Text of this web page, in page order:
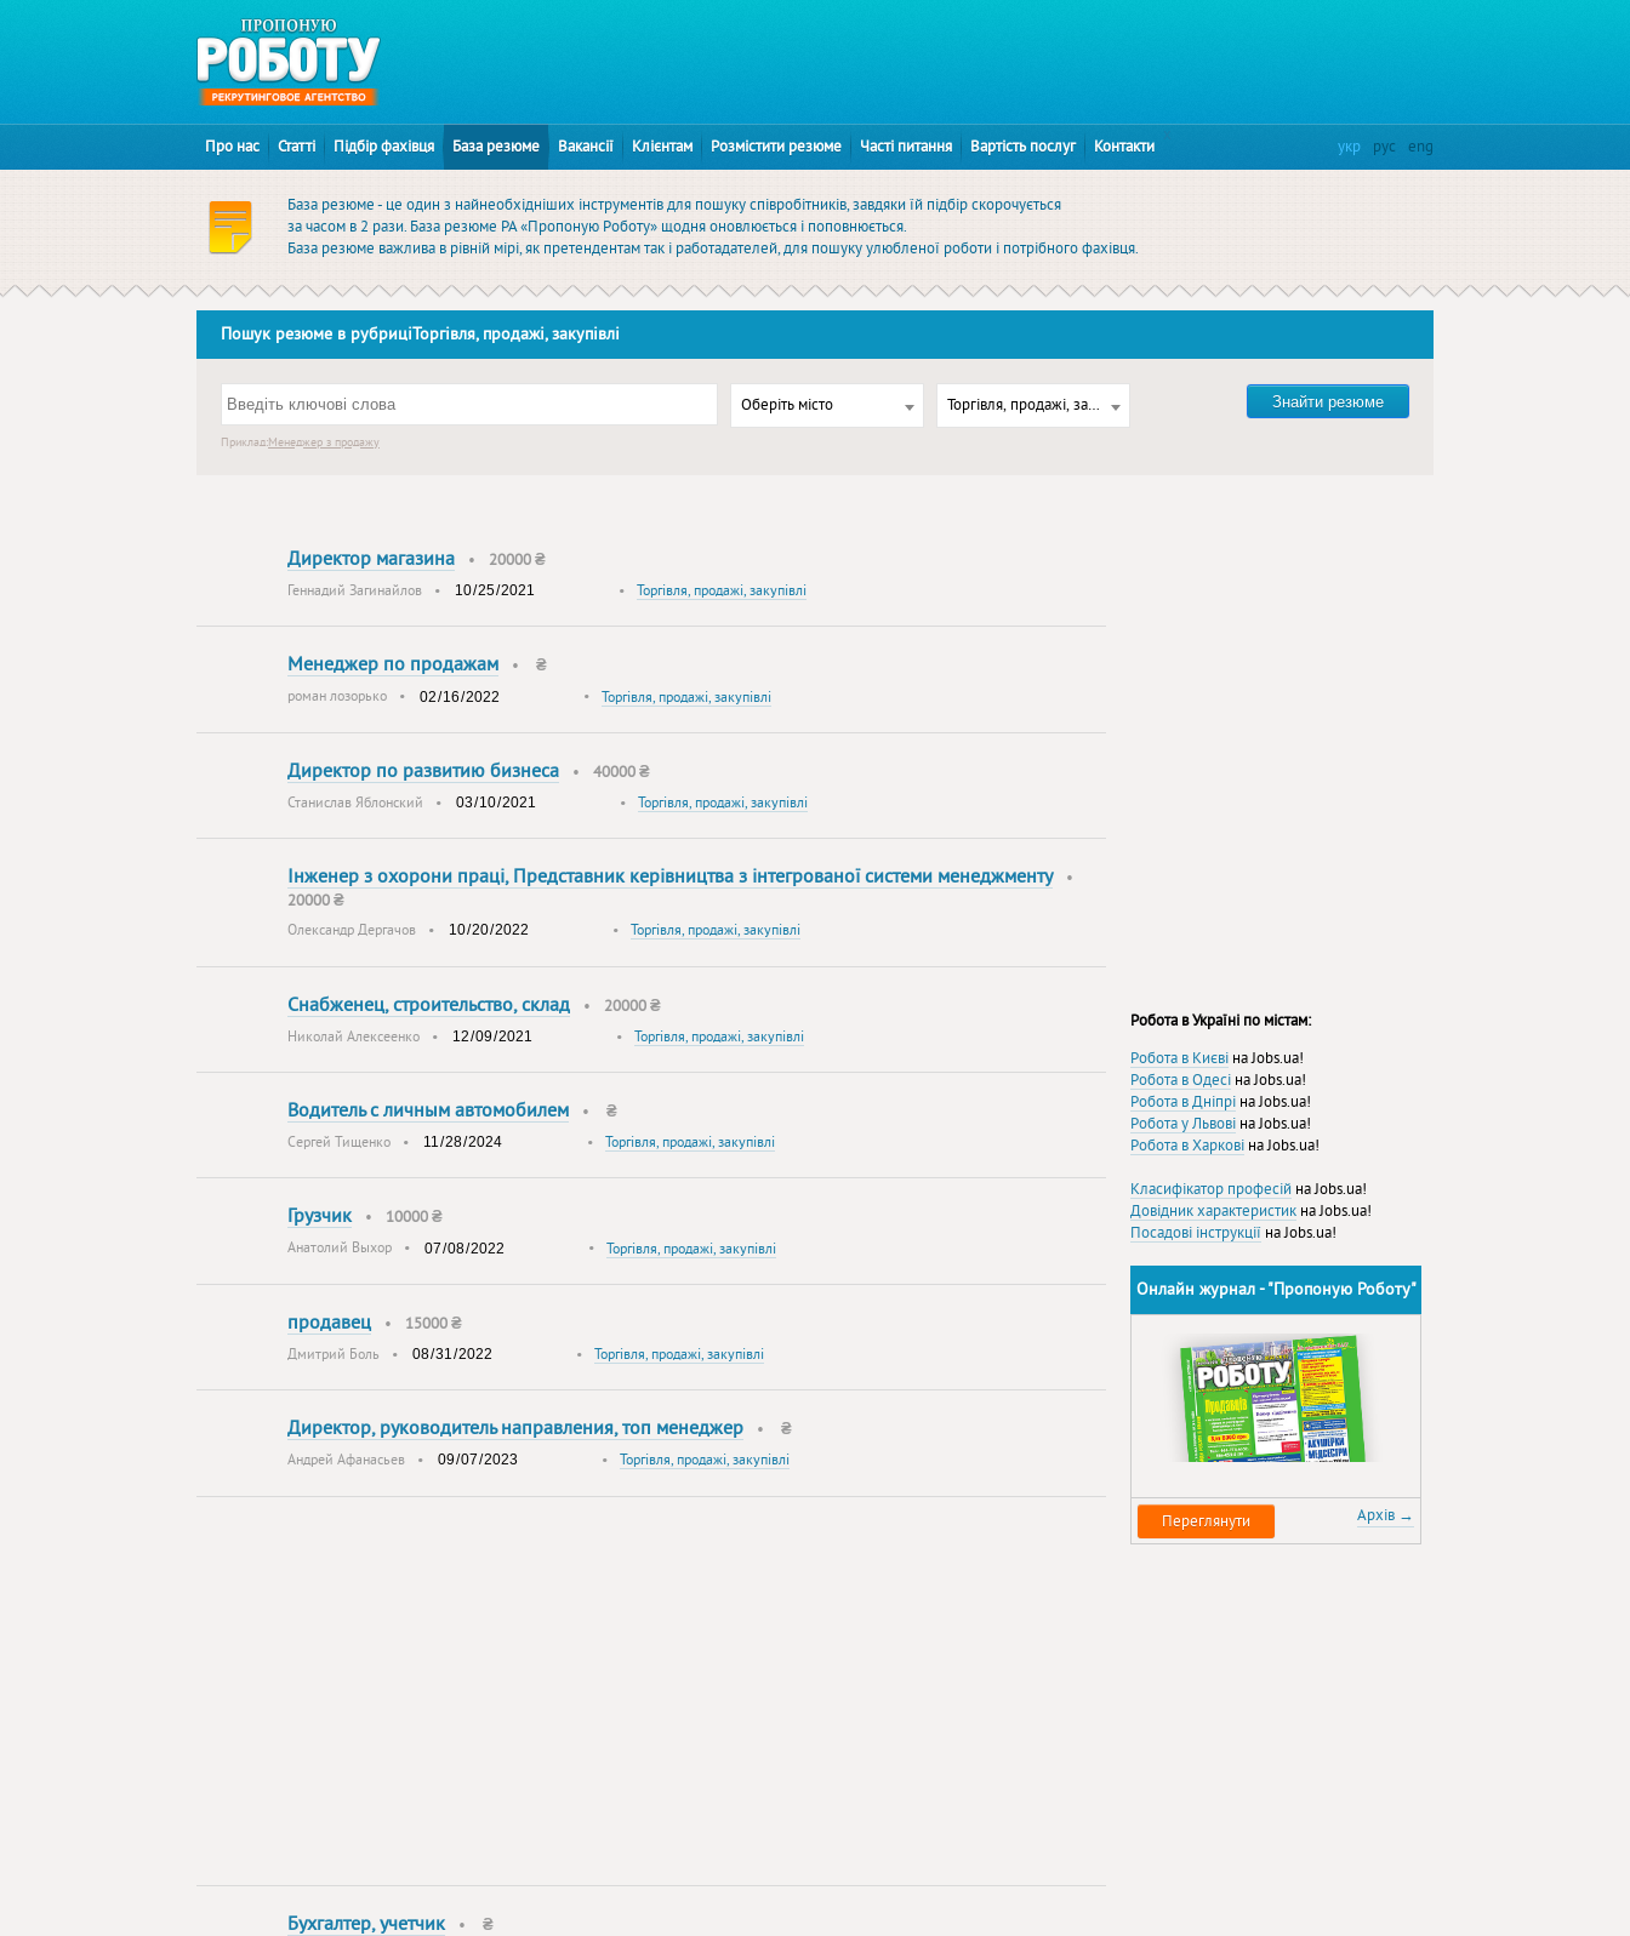
укр рус eng
Про нас Статті Підбір фахівця База резюме Вакансії Клієнтам Розмістити резюме Часті питання Вартість послуг Контакти
База резюме - це один з найнеобхідніших інструментів для пошуку співробітників, завдяки їй підбір скорочується
за часом в 2 рази. База резюме РА «Пропоную Роботу» щодня оновлюється і поповнюється.
База резюме важлива в рівній мірі, як претендентам так і работадателей, для пошуку улюбленої роботи і потрібного фахівця.
Пошук резюме в рубриціТоргівля, продажі, закупівлі
Оберіть місто Торгівля, продажі, закупівлі Знайти резюме
Приклад:Менеджер з продажу
Директор магазина • 20000 ₴
Геннадий Загинайлов • • Торгівля, продажі, закупівлі
Менеджер по продажам • ₴
роман лозорько • •Торгівля, продажі, закупівлі
Директор по развитию бизнеса • 40000 ₴
Станислав Яблонский • •Торгівля, продажі, закупівлі
Інженер з охорони праці, Представник керівництва з інтегрованої системи менеджменту•
20000 ₴
Олександр Дергачов • • Торгівля, продажі, закупівлі
Снабженец, строительство, склад • 20000 ₴
Николай Алексеенко • •Торгівля, продажі, закупівлі
Водитель с личным автомобилем • ₴
Сергей Тищенко • • Торгівля, продажі, закупівлі
Грузчик• 10000 ₴
Анатолий Выхор • •Торгівля, продажі, закупівлі
продавец • 15000 ₴
Дмитрий Боль • •Торгівля, продажі, закупівлі
Директор, руководитель направления, топ менеджер • ₴
Андрей Афанасьев • • Торгівля, продажі, закупівлі
Бухгалтер, учетчик • ₴
Робота в Україні по містам:
Робота в Києві на Jobs.ua!
Робота в Одесі на Jobs.ua!
Робота в Дніпрі на Jobs.ua!
Робота у Львові на Jobs.ua!
Робота в Харкові на Jobs.ua!
Класифікатор професій на Jobs.ua!
Довідник характеристик на Jobs.ua!
Посадові інструкції на Jobs.ua!
Онлайн журнал - "Пропоную Роботу"
Переглянути Архів →